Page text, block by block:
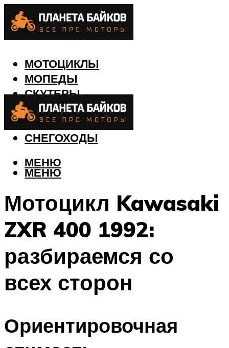
МОТОЦИКЛЫ
МОПЕДЫ
СКУТЕРЫ
КВАДРОЦИКЛЫ
ЛОДКИ
СНЕГОХОДЫ
МЕНЮ
МЕНЮ
Мотоцикл Kawasaki
ZXR 400 1992:
разбираемся со
всех сторон
Ориентировочная